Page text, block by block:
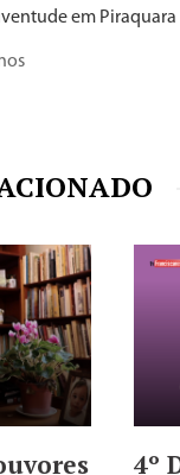
em Piraquara
4º